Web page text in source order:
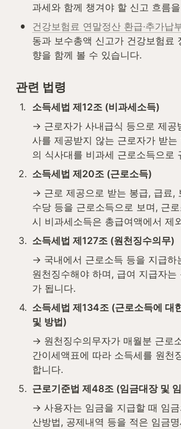
과세와 함께 챙겨야 할 신고 흐름
• 건강보험료 연말정산 환급·추가납
동과 보수총액 신고가 건강보험료
향을 함께 볼 수 있습니다.
관련 법령
1.
소득세법 제12조 (비과세소득)
→ 근로자가 사내급식 등으로 제공
사를 제공받지 않는 근로자가 받
의 식사대를 비과세 근로소득으로
2. 소득세법 제20조 (근로소득)
→ 근로 제공으로 받는 봉급, 급료,
수당 등을 근로소득으로 보며, 근
시 비과세소득은 총급여액에서 제
3. 소득세법 제127조 (원천징수의무)
→ 국내에서 근로소득 등을 지급하
원천징수해야 하며, 급여 지급자는
가 됩니다.
4. 소득세법 제134조 (근로소득에 대
및 방법)
→ 원천징수의무자가 매월분 근로
간이세액표에 따라 소득세를 원천
합니다.
5. 근로기준법 제48조 (임금대장 및
→ 사용자는 임금을 지급할 때 임
산방법, 공제내역 등을 적은 임금